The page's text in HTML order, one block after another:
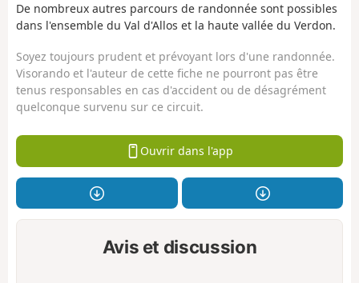
De nombreux autres parcours de randonnée sont possibles
dans l'ensemble du Val d'Allos et la haute vallée du Verdon.
Soyez toujours prudent et prévoyant lors d'une randonnée.
Visorando et l'auteur de cette fiche ne pourront pas être
tenus responsables en cas d'accident ou de désagrément
quelconque survenu sur ce circuit.
Ouvrir dans l'app
Avis et discussion